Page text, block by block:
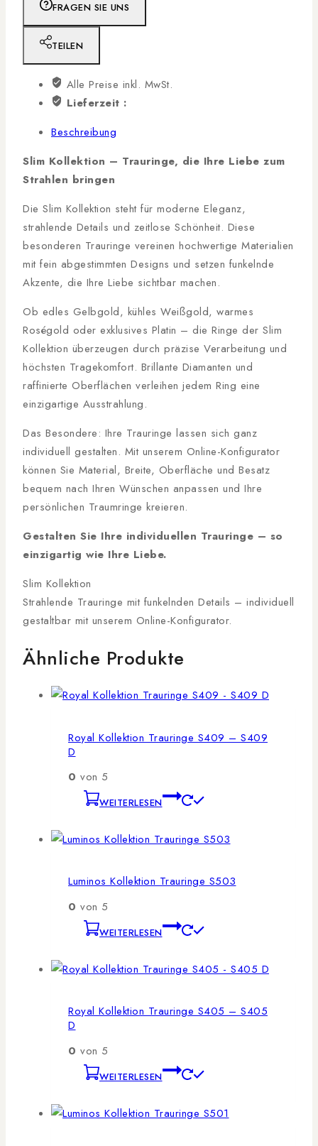
FRAGEN SIE UNS
TEILEN
Alle Preise inkl. MwSt.
Lieferzeit :
Beschreibung
Slim Kollektion – Trauringe, die Ihre Liebe zum
Strahlen bringen
Die Slim Kollektion steht für moderne Eleganz,
strahlende Details und zeitlose Schönheit. Diese
besonderen Trauringe vereinen hochwertige Materialien
mit fein abgestimmten Designs und setzen funkelnde
Akzente, die Ihre Liebe sichtbar machen.
Ob edles Gelbgold, kühles Weißgold, warmes
Roségold oder exklusives Platin – die Ringe der Slim
Kollektion überzeugen durch präzise Verarbeitung und
höchsten Tragekomfort. Brillante Diamanten und
raffinierte Oberflächen verleihen jedem Ring eine
einzigartige Ausstrahlung.
Das Besondere: Ihre Trauringe lassen sich ganz
individuell gestalten. Mit unserem Online-Konfigurator
können Sie Material, Breite, Oberfläche und Besatz
bequem nach Ihren Wünschen anpassen und Ihre
persönlichen Traumringe kreieren.
Gestalten Sie Ihre individuellen Trauringe – so
einzigartig wie Ihre Liebe.
Slim Kollektion
Strahlende Trauringe mit funkelnden Details – individuell
gestaltbar mit unserem Online-Konfigurator.
Ähnliche Produkte
Royal Kollektion Trauringe S409 – S409
D
0 von 5
WEITERLESEN
Luminos Kollektion Trauringe S503
0 von 5
WEITERLESEN
Royal Kollektion Trauringe S405 – S405
D
0 von 5
WEITERLESEN